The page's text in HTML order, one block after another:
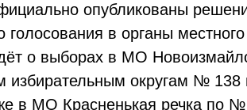
опубликованы
голосования в органы
о выборах в МО
избирательным округам №
в МО Красненькая речка по №